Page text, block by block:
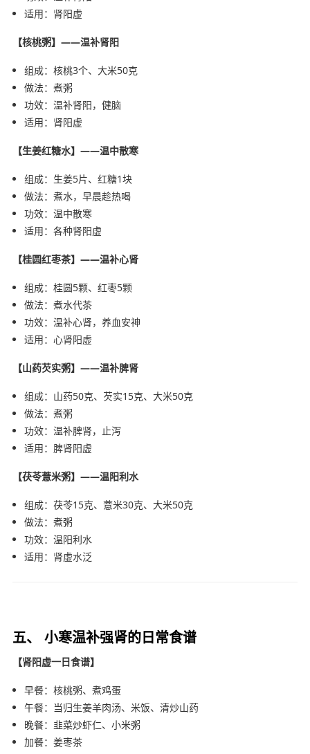
适用：肾阳虚
【核桃粥】——温补肾阳
组成：核桃3个、大米50克
做法：煮粥
功效：温补肾阳，健脑
适用：肾阳虚
【生姜红糖水】——温中散寒
组成：生姜5片、红糖1块
做法：煮水，早晨趁热喝
功效：温中散寒
适用：各种肾阳虚
【桂圆红枣茶】——温补心肾
组成：桂圆5颗、红枣5颗
做法：煮水代茶
功效：温补心肾，养血安神
适用：心肾阳虚
【山药芡实粥】——温补脾肾
组成：山药50克、芡实15克、大米50克
做法：煮粥
功效：温补脾肾，止泻
适用：脾肾阳虚
【茯苓薏米粥】——温阳利水
组成：茯苓15克、薏米30克、大米50克
做法：煮粥
功效：温阳利水
适用：肾虚水泛
五、 小寒温补强肾的日常食谱
【肾阳虚一日食谱】
早餐：核桃粥、煮鸡蛋
午餐：当归生姜羊肉汤、米饭、清炒山药
晚餐：韭菜炒虾仁、小米粥
加餐：姜枣茶